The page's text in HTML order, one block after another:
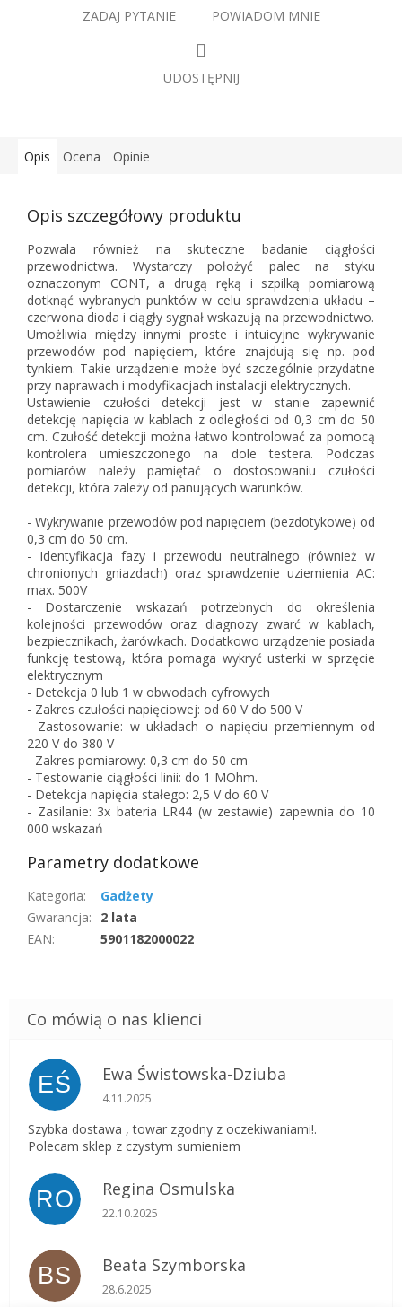
ZADAJ PYTANIE POWIADOM MNIE
UDOSTĘPNIJ
Opis Ocena Opinie
Opis szczegółowy produktu
Pozwala również na skuteczne badanie ciągłości
przewodnictwa. Wystarczy położyć palec na styku
oznaczonym CONT, a drugą ręką i szpilką pomiarową
dotknąć wybranych punktów w celu sprawdzenia układu –
czerwona dioda i ciągły sygnał wskazują na przewodnictwo.
Umożliwia między innymi proste i intuicyjne wykrywanie
przewodów pod napięciem, które znajdują się np. pod
tynkiem. Takie urządzenie może być szczególnie przydatne
przy naprawach i modyfikacjach instalacji elektrycznych.
Ustawienie czułości detekcji jest w stanie zapewnić
detekcję napięcia w kablach z odległości od 0,3 cm do 50
cm. Czułość detekcji można łatwo kontrolować za pomocą
kontrolera umieszczonego na dole testera. Podczas
pomiarów należy pamiętać o dostosowaniu czułości
detekcji, która zależy od panujących warunków.
- Wykrywanie przewodów pod napięciem (bezdotykowe) od
0,3 cm do 50 cm.
- Identyfikacja fazy i przewodu neutralnego (również w
chronionych gniazdach) oraz sprawdzenie uziemienia AC:
max. 500V
- Dostarczenie wskazań potrzebnych do określenia
kolejności przewodów oraz diagnozy zwarć w kablach,
bezpiecznikach, żarówkach. Dodatkowo urządzenie posiada
funkcję testową, która pomaga wykryć usterki w sprzęcie
elektrycznym
- Detekcja 0 lub 1 w obwodach cyfrowych
- Zakres czułości napięciowej: od 60 V do 500 V
- Zastosowanie: w układach o napięciu przemiennym od
220 V do 380 V
- Zakres pomiarowy: 0,3 cm do 50 cm
- Testowanie ciągłości linii: do 1 MOhm.
- Detekcja napięcia stałego: 2,5 V do 60 V
- Zasilanie: 3x bateria LR44 (w zestawie) zapewnia do 10
000 wskazań
Parametry dodatkowe
Kategoria:
Gadżety
Gwarancja:
2 lata
EAN: 5901182000022
EŚ Ewa Świstowska-Dziuba
Ocena sklepu to 5 na 5 gwiazdek.
4.11.2025
Szybka dostawa , towar zgodny z oczekiwaniami!.
Polecam sklep z czystym sumieniem
RO Regina Osmulska
Ocena sklepu to 5 na 5 gwiazdek.
22.10.2025
BS Beata Szymborska
Ocena sklepu to 5 na 5 gwiazdek.
28.6.2025